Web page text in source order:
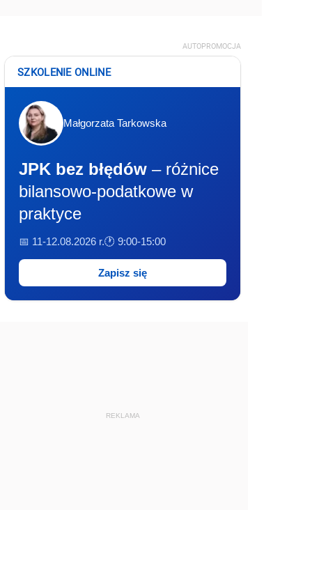
AUTOPROMOCJA
SZKOLENIE ONLINE
Małgorzata Tarkowska
JPK bez błędów – różnice
bilansowo-podatkowe w
praktyce
📅 11-12.08.2026 r.🕐 9:00-15:00
Zapisz się
REKLAMA